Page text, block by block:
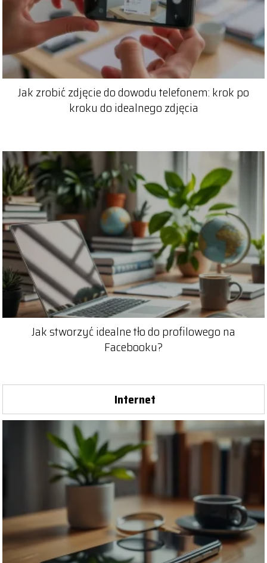
Jak zrobić zdjęcie do dowodu telefonem: krok po
kroku do idealnego zdjęcia
Jak stworzyć idealne tło do profilowego na
Facebooku?
Internet